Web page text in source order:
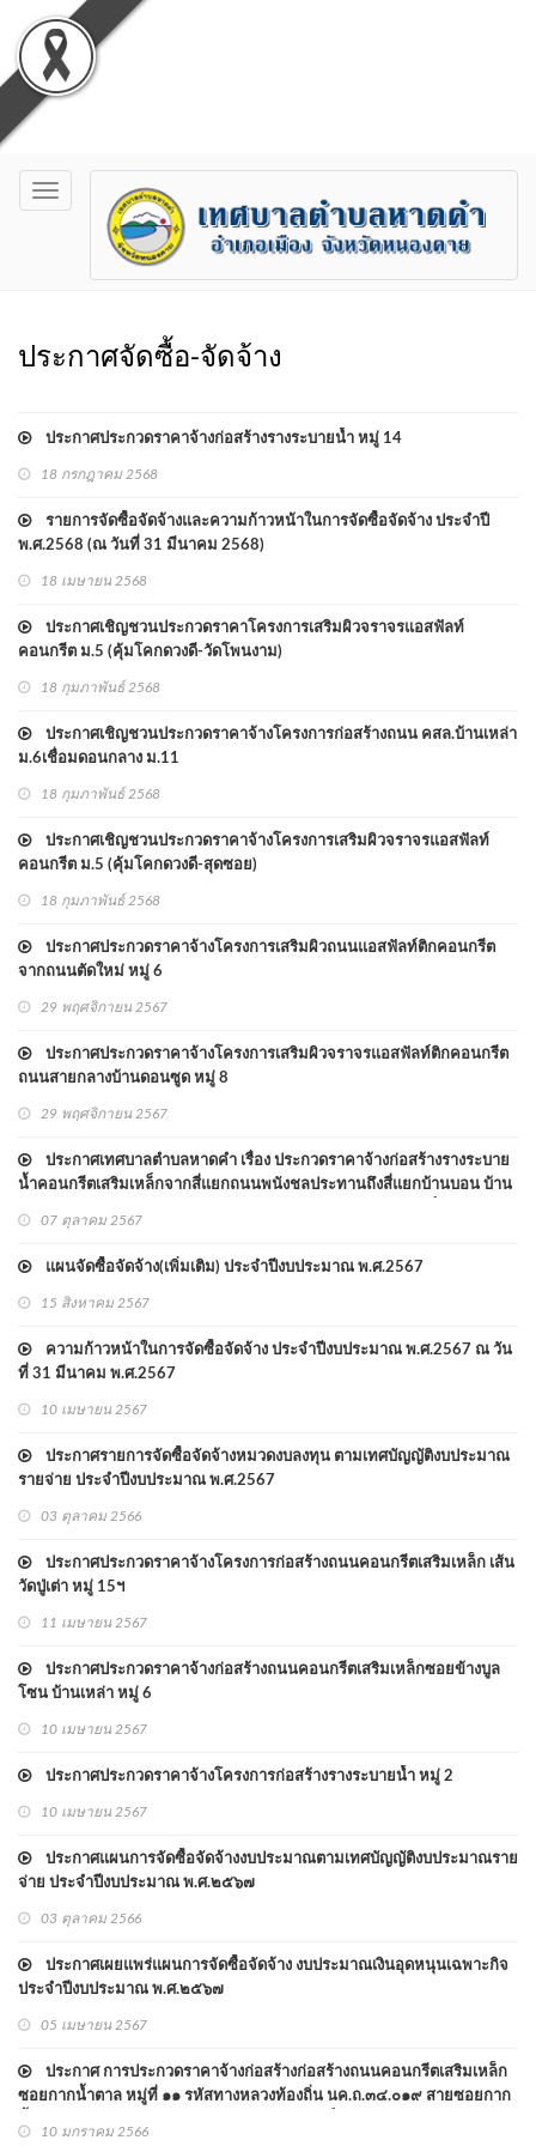
Toggle
navigation
ประกาศจัดซื้อ-จัดจ้าง
ประกาศประกวดราคาจ้างก่อสร้างรางระบายน้ำ หมู่ 14
18 กรกฎาคม 2568
รายการจัดซื้อจัดจ้างและความก้าวหน้าในการจัดซื้อจัดจ้าง ประจำปี
พ.ศ.2568 (ณ วันที่ 31 มีนาคม 2568)
18 เมษายน 2568
ประกาศเชิญชวนประกวดราคาโครงการเสริมผิวจราจรแอสฟัลท์
คอนกรีต ม.5 (คุ้มโคกดวงดี-วัดโพนงาม)
18 กุมภาพันธ์ 2568
ประกาศเชิญชวนประกวดราคาจ้างโครงการก่อสร้างถนน คสล.บ้านเหล่า
ม.6เชื่อมดอนกลาง ม.11
18 กุมภาพันธ์ 2568
ประกาศเชิญชวนประกวดราคาจ้างโครงการเสริมผิวจราจรแอสฟัลท์
คอนกรีต ม.5 (คุ้มโคกดวงดี-สุดซอย)
18 กุมภาพันธ์ 2568
ประกาศประกวดราคาจ้างโครงการเสริมผิวถนนแอสฟัลท์ติกคอนกรีต
จากถนนตัดใหม่ หมู่ 6
29 พฤศจิกายน 2567
ประกาศประกวดราคาจ้างโครงการเสริมผิวจราจรแอสฟัลท์ติกคอนกรีต
ถนนสายกลางบ้านดอนซูด หมู่ 8
29 พฤศจิกายน 2567
ประกาศเทศบาลตำบลหาดคำ เรื่อง ประกวดราคาจ้างก่อสร้างรางระบาย
น้ำคอนกรีตเสริมเหล็กจากสี่แยกถนนพนังชลประทานถึงสี่แยกบ้านบอน บ้าน
(e-bidding)
07 ตุลาคม 2567
แผนจัดซื้อจัดจ้าง(เพิ่มเติม) ประจำปีงบประมาณ พ.ศ.2567
15 สิงหาคม 2567
ความก้าวหน้าในการจัดซื้อจัดจ้าง ประจำปีงบประมาณ พ.ศ.2567 ณ วัน
ที่ 31 มีนาคม พ.ศ.2567
10 เมษายน 2567
ประกาศรายการจัดซื้อจัดจ้างหมวดงบลงทุน ตามเทศบัญญัติงบประมาณ
รายจ่าย ประจำปีงบประมาณ พ.ศ.2567
03 ตุลาคม 2566
ประกาศประกวดราคาจ้างโครงการก่อสร้างถนนคอนกรีตเสริมเหล็ก เส้น
วัดปู่เต่า หมู่ 15ฯ
11 เมษายน 2567
ประกาศประกวดราคาจ้างก่อสร้างถนนคอนกรีตเสริมเหล็กซอยข้างบูล
โซน บ้านเหล่า หมู่ 6
10 เมษายน 2567
ประกาศประกวดราคาจ้างโครงการก่อสร้างรางระบายน้ำ หมู่ 2
10 เมษายน 2567
ประกาศแผนการจัดซื้อจัดจ้างงบประมาณตามเทศบัญญัติงบประมาณราย
จ่าย ประจำปีงบประมาณ พ.ศ.๒๕๖๗
03 ตุลาคม 2566
ประกาศเผยแพร่แผนการจัดซื้อจัดจ้าง งบประมาณเงินอุดหนุนเฉพาะกิจ
ประจำปีงบประมาณ พ.ศ.๒๕๖๗
05 เมษายน 2567
ประกาศ การประกวดราคาจ้างก่อสร้างก่อสร้างถนนคอนกรีตเสริมเหล็ก
ซอยกากน้ำตาล หมู่ที่ ๑๑ รหัสทางหลวงท้องถิ่น นค.ถ.๓๔.๐๑๙ สายซอยกาก
10 มกราคม 2566